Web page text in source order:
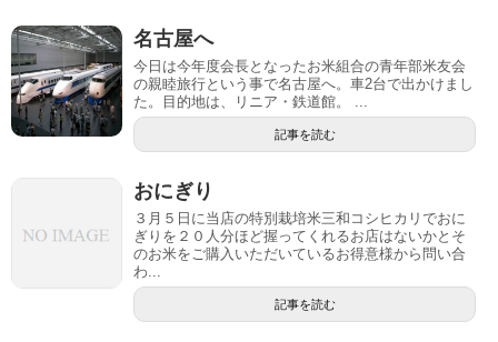
名古屋へ
今日は今年度会長となったお米組合の青年部米友会
の親睦旅行という事で名古屋へ。車2台で出かけまし
た。目的地は、リニア・鉄道館。 ...
記事を読む
おにぎり
３月５日に当店の特別栽培米三和コシヒカリでおに
ぎりを２０人分ほど握ってくれるお店はないかとそ
のお米をご購入いただいているお得意様から問い合
わ...
記事を読む